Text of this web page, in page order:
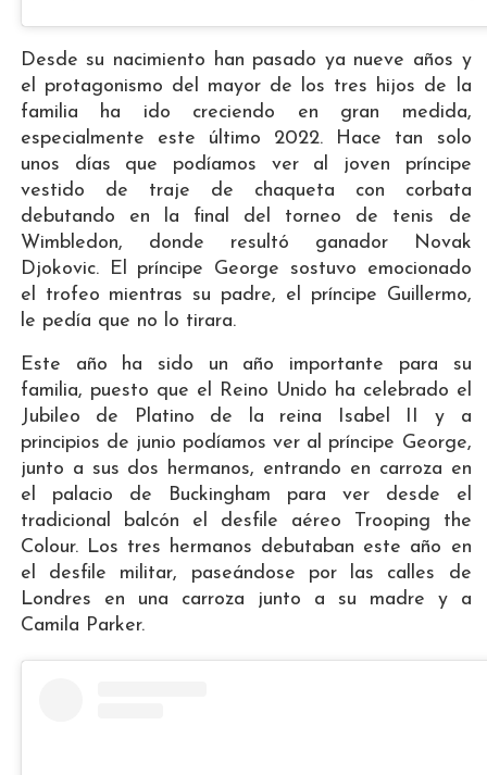
Desde su nacimiento han pasado ya nueve años y
el protagonismo del mayor de los tres hijos de la
familia ha ido creciendo en gran medida,
especialmente este último 2022. Hace tan solo
unos días que podíamos ver al joven príncipe
vestido de traje de chaqueta con corbata
debutando en la final del torneo de tenis de
Wimbledon, donde resultó ganador Novak
Djokovic. El príncipe George sostuvo emocionado
el trofeo mientras su padre, el príncipe Guillermo,
le pedía que no lo tirara.
Este año ha sido un año importante para su
familia, puesto que el Reino Unido ha celebrado el
Jubileo de Platino de la reina Isabel II y a
principios de junio podíamos ver al príncipe George,
junto a sus dos hermanos, entrando en carroza en
el palacio de Buckingham para ver desde el
tradicional balcón el desfile aéreo Trooping the
Colour. Los tres hermanos debutaban este año en
el desfile militar, paseándose por las calles de
Londres en una carroza junto a su madre y a
Camila Parker.